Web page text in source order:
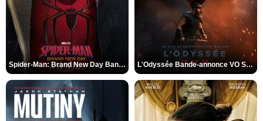
Spider-Man: Brand New Day Bande-annonce VO STFR L'Odyssée Bande-annonce VO STFR